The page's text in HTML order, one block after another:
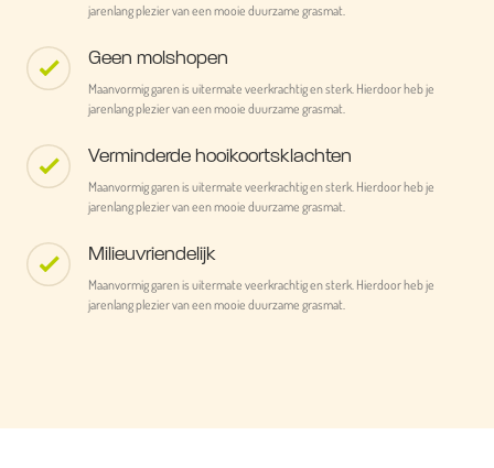
jarenlang plezier van een mooie duurzame grasmat.
Geen molshopen
Maanvormig garen is uitermate veerkrachtig en sterk. Hierdoor heb je
jarenlang plezier van een mooie duurzame grasmat.
Verminderde hooikoortsklachten
Maanvormig garen is uitermate veerkrachtig en sterk. Hierdoor heb je
jarenlang plezier van een mooie duurzame grasmat.
Milieuvriendelijk
Maanvormig garen is uitermate veerkrachtig en sterk. Hierdoor heb je
jarenlang plezier van een mooie duurzame grasmat.